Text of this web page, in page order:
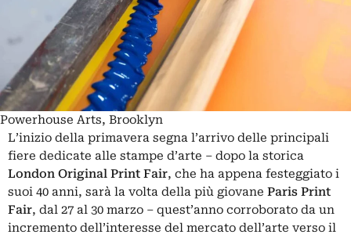
Powerhouse Arts, Brooklyn
L’inizio della primavera segna l’arrivo delle principali
fiere dedicate alle stampe d’arte – dopo la storica
London Original Print Fair, che ha appena festeggiato i
suoi 40 anni, sarà la volta della più giovane Paris Print
Fair, dal 27 al 30 marzo – quest’anno corroborato da un
incremento dell’interesse del mercato dell’arte verso il